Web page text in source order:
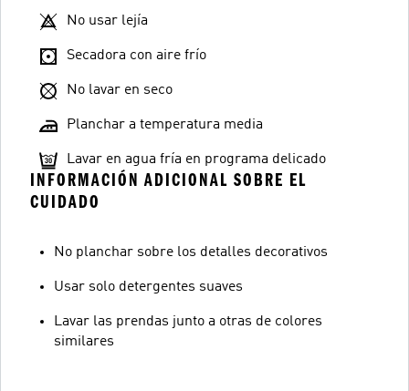
No usar lejía
Secadora con aire frío
No lavar en seco
Planchar a temperatura media
Lavar en agua fría en programa delicado
INFORMACIÓN ADICIONAL SOBRE EL
CUIDADO
No planchar sobre los detalles decorativos
Usar solo detergentes suaves
Lavar las prendas junto a otras de colores
similares